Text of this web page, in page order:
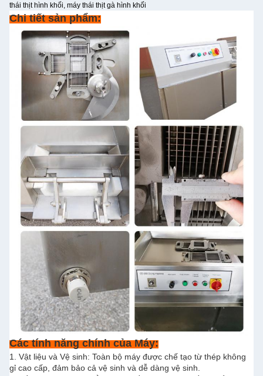
thái thịt hình khối, máy thái thịt gà hình khối
Chi tiết sản phẩm:
Các tính năng chính của Máy:
1. Vật liệu và Vệ sinh: Toàn bộ máy được chế tạo từ thép không
gỉ cao cấp, đảm bảo cả vệ sinh và dễ dàng vệ sinh.